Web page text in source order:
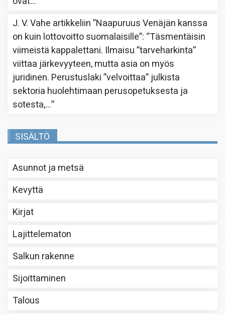
J. V. Vahe artikkeliin”Naapuruus Venäjän kanssa
on kuin lottovoitto suomalaisille”: “Täsmentäisin
viimeistä kappalettani. Ilmaisu ”tarveharkinta”
viittaa järkevyyteen, mutta asia on myös
juridinen. Perustuslaki ”velvoittaa” julkista
sektoria huolehtimaan perusopetuksesta ja
sotesta,…”
SISÄLTÖ
Asunnot ja metsä
Kevyttä
Kirjat
Lajittelematon
Salkun rakenne
Sijoittaminen
Talous